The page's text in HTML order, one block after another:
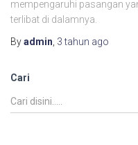
mempengaruhi pasangan
terlibat di dalamnya.
Byadmin 3 tahun ago
Cari